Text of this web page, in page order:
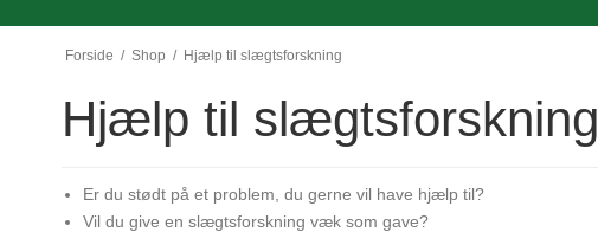
Forside / Shop / Hjælp til slægtsforskning
Hjælp til slægtsforskning
Er du stødt på et problem, du gerne vil have hjælp til?
Vil du give en slægtsforskning væk som gave?